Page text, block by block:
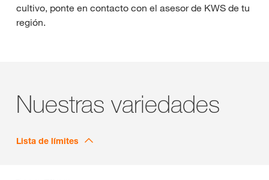
cultivo, ponte en contacto con el asesor de KWS de tu
región.
Nuestras variedades
Lista de límites